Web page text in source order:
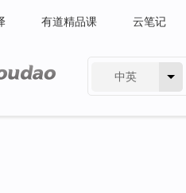
有道精品课 云笔记
中英